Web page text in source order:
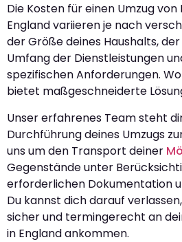
Die Kosten für einen Umzug
England variieren je nach
der Größe deines Haushalts,
Umfang der Dienstleistungen
spezifischen Anforderungen.
bietet maßgeschneiderte
Unser erfahrenes Team steht
Durchführung deines Umzugs
uns um den Transport deiner
Gegenstände unter
erforderlichen Dokumentation
Du kannst dich darauf
sicher und termingerecht an
in England ankommen.